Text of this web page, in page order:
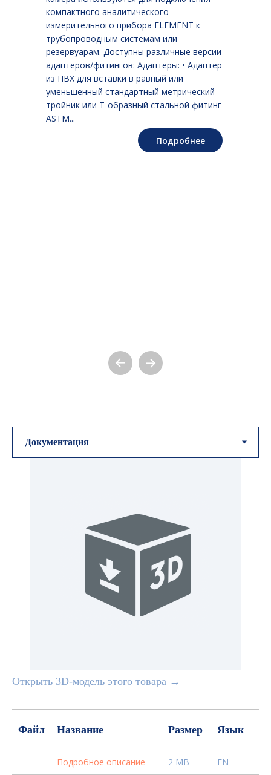
компактного аналитического
измерительного прибора ELEMENT к
трубопроводным системам или
резервуарам. Доступны различные версии
адаптеров/фитингов: Адаптеры: • Адаптер
из ПВХ для вставки в равный или
уменьшенный стандартный метрический
тройник или Т-образный стальной фитинг
ASTM...
Подробнее
Открыть 3D-модель этого товара →
Файл Название Размер Язык
Подробное описание 2 MB EN